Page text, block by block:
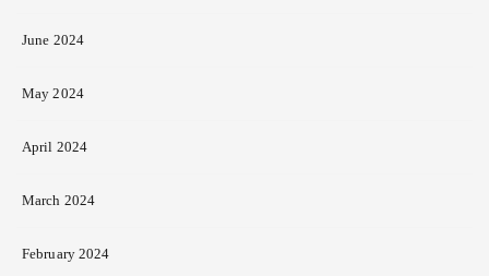
June 2024
May 2024
April 2024
March 2024
February 2024